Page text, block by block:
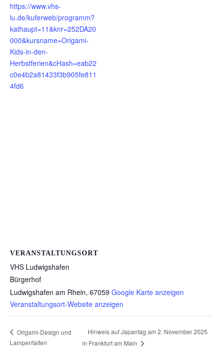
https://www.vhs-
lu.de/kuferweb/programm?
kathaupt=11&knr=252DA20
000&kursname=Origami-
Kids-in-den-
Herbstferien&cHash=eab22
c0e4b2a81433f3b905fe811
4fd6
VERANSTALTUNGSORT
VHS Ludwigshafen
Bürgerhof
Ludwigshafen am Rhein, 67059 Google Karte anzeigen
Veranstaltungsort-Website anzeigen
Origami-Design und
Lampenfalten
Hinweis auf Japantag am 2. November 2025
in Frankfurt am Main